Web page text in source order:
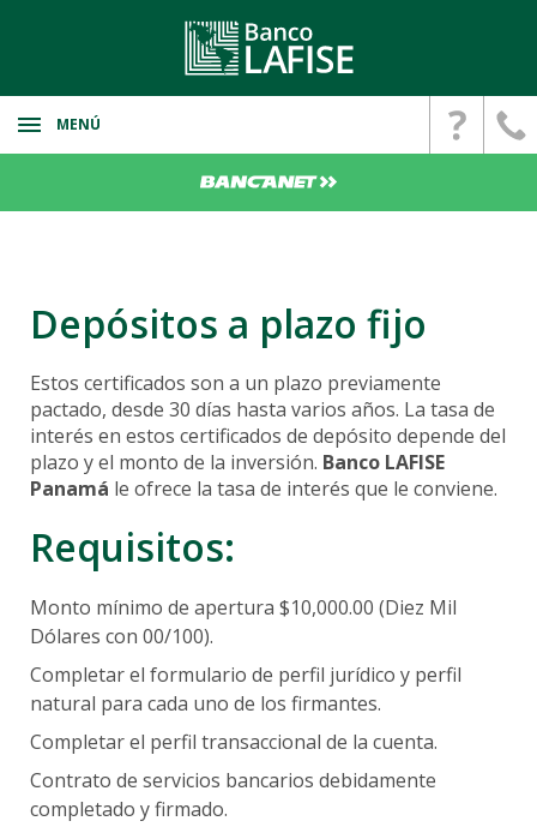
MENÚ
Cuenta de Ahorro y Corriente
Abre tu cuenta de ahorro HOY
Servicios Bancarios
Servicios al cliente
Banca Seguros
Accidentes Personales
Préstamos
Préstamos Autos
Préstamos Hipotecarios
Canales Alternos
Nueva Bancanet
Plan Nómina
Inversión
Depósitos a Plazo Fijo
Paganet
Comercios Afiliados
Financiamiento
Cobranza
Líneas de sobregiro
Tarjeta Corporativa / Monibyte
Comercio Internacional
Inversiones Personalizadas
Cuentas Bancarias
Deposito a Plazo Fijo
LAFISE Portfolio
Planificador Patrimonial
Fideicomiso Patrimonial
LAFISE Advisor App
Financiamiento Exclusivo
Préstamo Back to Back
Préstamo con Garantía de Título de Valores
Préstamo Auto
Bienes Reposeidos
Propiedades
FZT
Depósitos a plazo fijo
Estos certificados son a un plazo previamente
pactado, desde 30 días hasta varios años. La tasa de
interés en estos certificados de depósito depende del
plazo y el monto de la inversión. Banco LAFISE
Panamá le ofrece la tasa de interés que le conviene.
Requisitos:
Monto mínimo de apertura $10,000.00 (Diez Mil
Dólares con 00/100).
Completar el formulario de perfil jurídico y perfil
natural para cada uno de los firmantes.
Completar el perfil transaccional de la cuenta.
Contrato de servicios bancarios debidamente
completado y firmado.